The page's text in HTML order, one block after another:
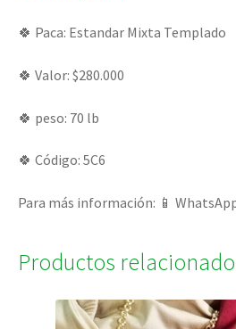
🍀 Paca: Estandar Mixta Templado
🍀 Valor: $280.000
🍀 peso: 70 lb
🍀 Código: 5C6
Para más información: 📱
Productos